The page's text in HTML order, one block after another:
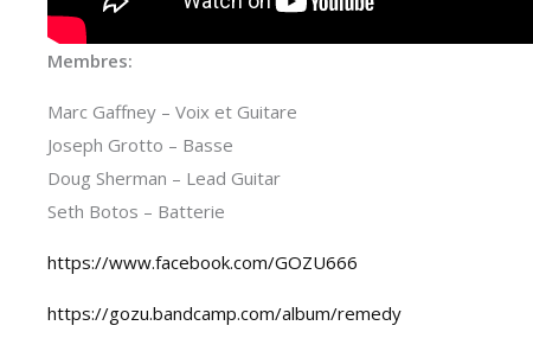
Membres:
Marc Gaffney – Voix et Guitare
Joseph Grotto – Basse
Doug Sherman – Lead Guitar
Seth Botos – Batterie
https://www.facebook.com/GOZU666
https://gozu.bandcamp.com/album/remedy